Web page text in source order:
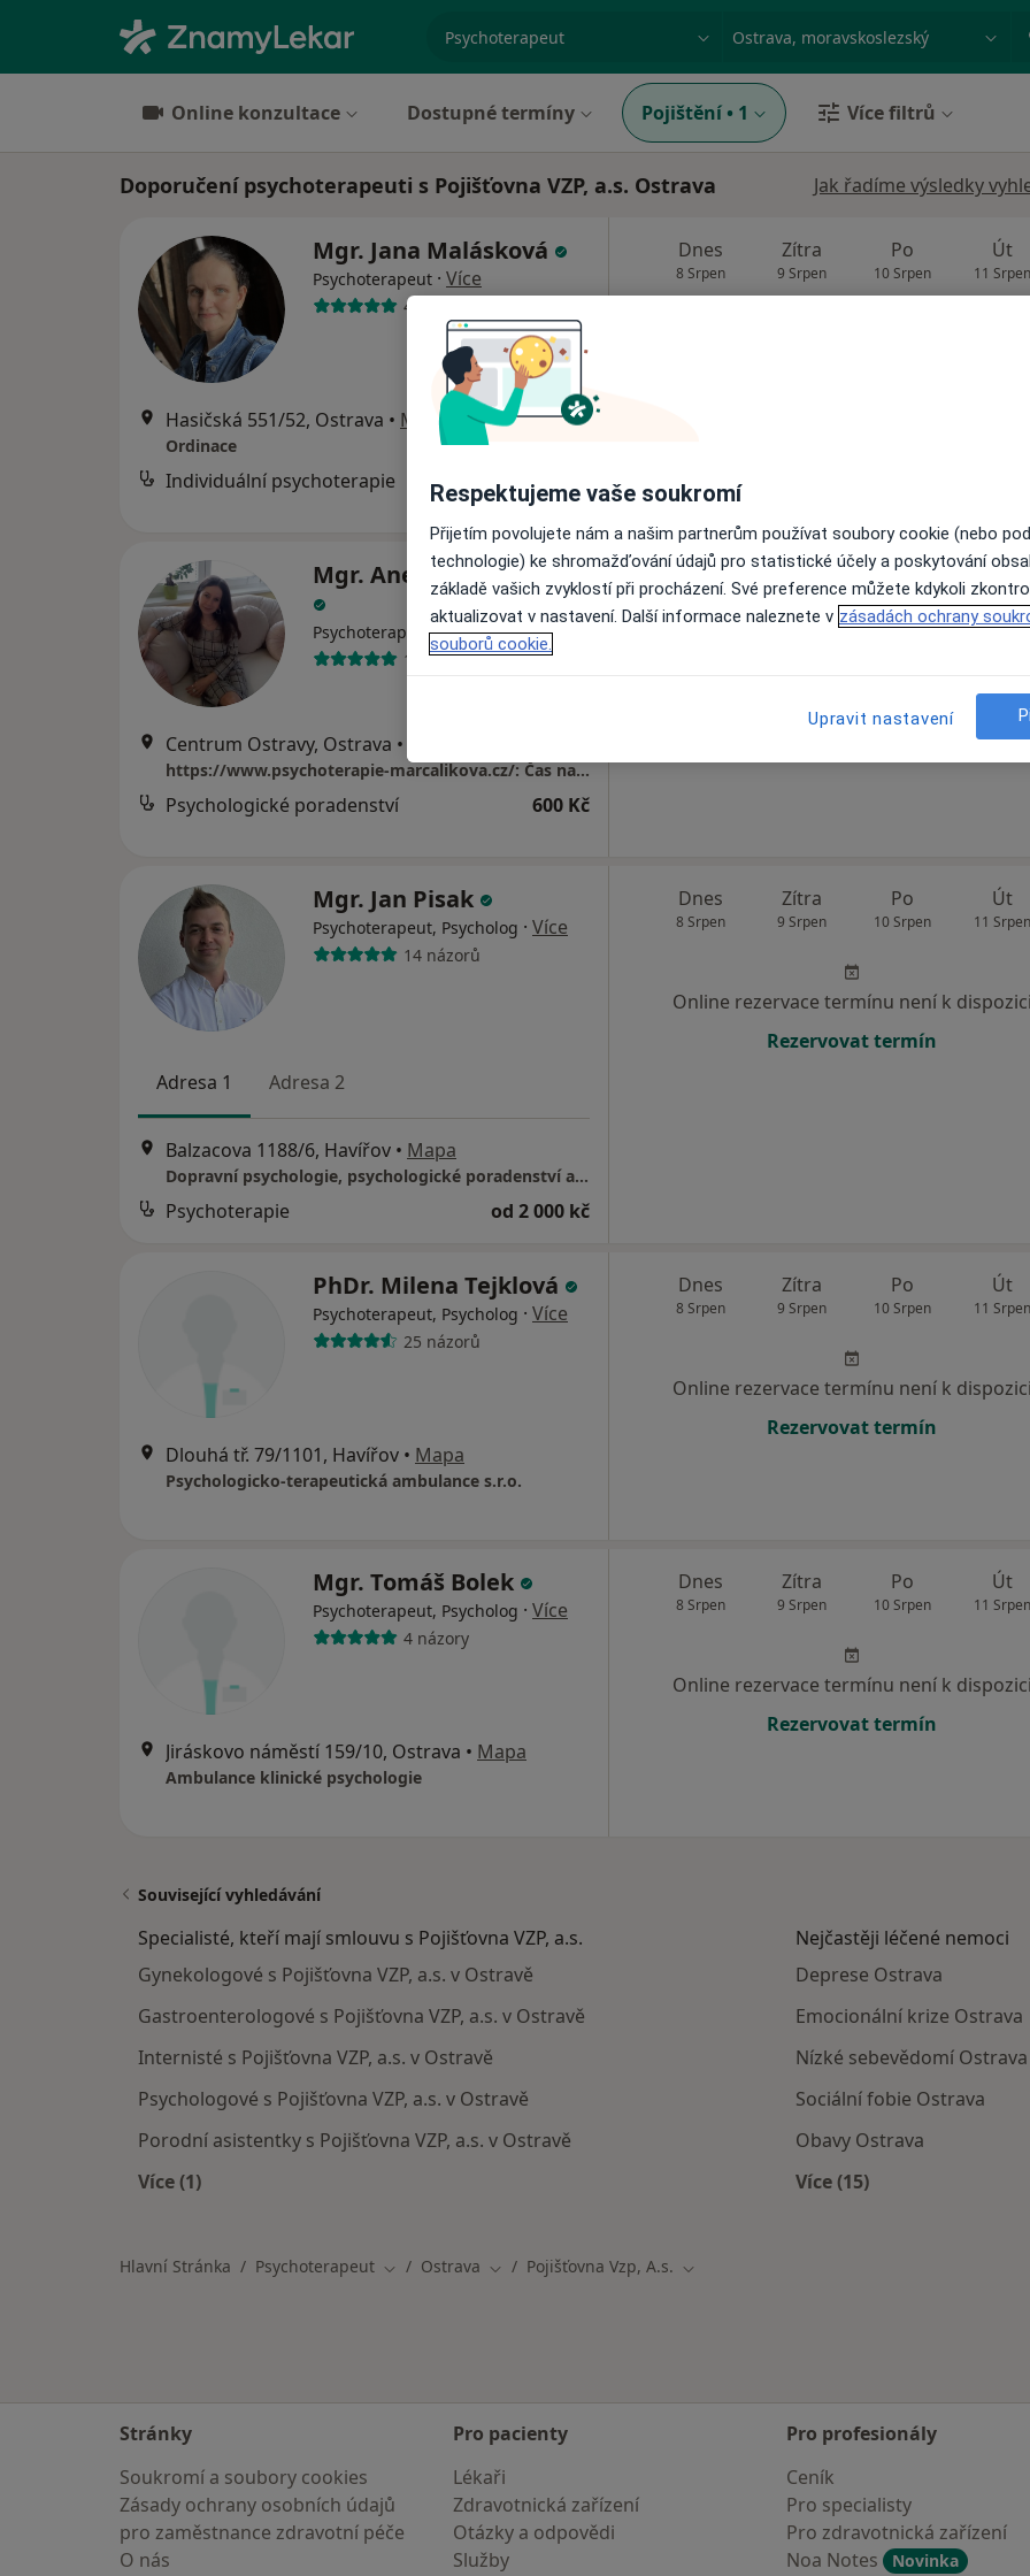
Online konzultace Dostupné termíny Pojištění • 1 Více filtrů
Doporučení psychoterapeuti s Pojišťovna VZP, a.s. Ostrava Jak řadíme výsledky
Mgr. Jana Malásková
Psychoterapeut · Více
4 názory
Hasičská 551/52, Ostrava • Mapa
Ordinace
Individuální psychoterapie od 850 kč
Dnes
8 Srpen
Zítra
9 Srpen
Po
10 Srpen
Út
11 Srpen
Mgr. Aneta Marcalíková
Psychoterapeut, Psycholog·Více
1 názor
Centrum Ostravy, Ostrava •
https://www.psychoterapie-marcalikova.cz/: Čas na změnu - psychoterapie a poradenství
Psychologické poradenství 600 Kč
Dnes
8 Srpen
Zítra
9 Srpen
Po
10 Srpen
Út
11
Rezervovat termín
Mgr. Jan Pisak
Psychoterapeut, Psycholog · Více
14 názorů
Adresa 1 Adresa 2
Balzacova 1188/6, Havířov • Mapa
Dopravní psychologie, psychologické poradenství a psychoterapie, Havířov - Podlesí
Psychoterapie od 2 000 kč
Dnes
8 Srpen
Zítra
9 Srpen
Po
10 Srpen
Út
11 Srpen
Online rezervace termínu není k dispozici
Rezervovat termín
PhDr. Milena Tejklová
Psychoterapeut, Psycholog · Více
25 názorů
Dlouhá tř. 79/1101, Havířov • Mapa
Psychologicko-terapeutická ambulance s.r.o.
Dnes
8 Srpen
Zítra
9 Srpen
Po
10 Srpen
Út
11 Srpen
Online rezervace termínu není k dispozici
Rezervovat termín
Mgr. Tomáš Bolek
Psychoterapeut, Psycholog · Více
4 názory
Jiráskovo náměstí 159/10, Ostrava • Mapa
Ambulance klinické psychologie
Dnes
8 Srpen
Zítra
9 Srpen
Po
10 Srpen
Út
11 Srpen
Online rezervace termínu není k dispozici
Rezervovat termín
Související vyhledávání
Specialisté, kteří mají smlouvu s Pojišťovna VZP, a.s.
Gynekologové s Pojišťovna VZP, a.s. v Ostravě
Gastroenterologové s Pojišťovna VZP, a.s. v Ostravě
Internisté s Pojišťovna VZP, a.s. v Ostravě
Psychologové s Pojišťovna VZP, a.s. v Ostravě
Porodní asistentky s Pojišťovna VZP, a.s. v Ostravě
Více (1)
Nejčastěji léčené nemoci
Deprese Ostrava
Emocionální krize Ostrava
Nízké sebevědomí Ostrava
Sociální fobie Ostrava
Obavy Ostrava
Více (15)
Hlavní Stránka Psychoterapeut Změna města
Ostrava Změna města
Pojišťovna Vzp, A.s. Změna města
Stránky
Soukromí a soubory cookies
Zásady ochrany osobních údajů
pro zaměstnance zdravotní péče
O nás
Pro pacienty
Lékaři
Zdravotnická zařízení
Otázky a odpovědi
Služby
Pro profesionály
Ceník
Pro specialisty
Pro zdravotnická zařízení
Noa Notes
Novinka
Respektujeme vaše soukromí
Přijetím povolujete nám a našim partnerům používat soubory cookie (nebo
technologie) ke shromažďování údajů pro statistické účely a poskytování
základě vašich zvyklostí při procházení. Své preference můžete kdykoli
aktualizovat v nastavení. Další informace naleznete v zásadách ochrany
souborů cookie.
Upravit nastavení